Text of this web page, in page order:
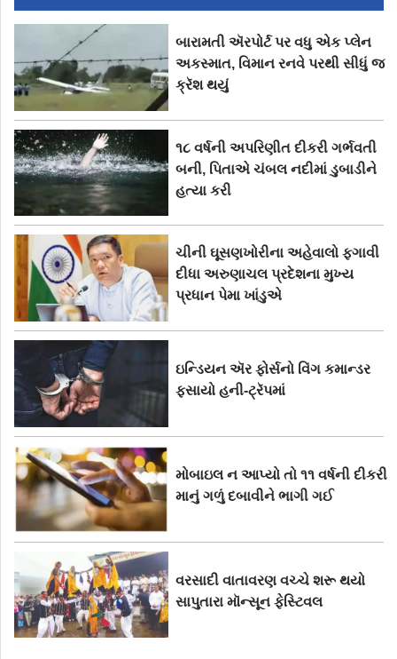
બારામતી ઍરપોર્ટ પર વધુ એક પ્લેન
અકસ્માત, વિમાન રનવે પરથી સીધું જ
ક્રૅશ થયું
૧૮ વર્ષની અપરિણીત દીકરી ગર્ભવતી
બની, પિતાએ ચંબલ નદીમાં ડુબાડીને
હત્યા કરી
ચીની ઘૂસણખોરીના અહેવાલો ફગાવી
દીધા અરુણાચલ પ્રદેશના મુખ્ય
પ્રધાન પેમા ખાંડુએ
ઇન્ડિયન ઍર ફોર્સનો વિંગ કમાન્ડર
ફસાયો હની-ટ્રૅપમાં
મોબાઇલ ન આપ્યો તો ૧૧ વર્ષની દીકરી
માનું ગળું દબાવીને ભાગી ગઈ
વરસાદી વાતાવરણ વચ્ચે શરૂ થયો
સાપુતારા મૉન્સૂન ફેસ્ટિવલ